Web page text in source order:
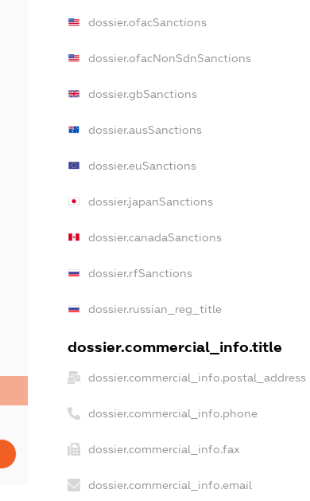
dossier.ofacSanctions
dossier.ofacNonSdnSanctions
dossier.gbSanctions
dossier.ausSanctions
dossier.euSanctions
dossier.japanSanctions
dossier.canadaSanctions
dossier.rfSanctions
dossier.russian_reg_title
dossier.commercial_info.title
dossier.commercial_info.postal_address
dossier.commercial_info.phone
dossier.commercial_info.fax
dossier.commercial_info.email